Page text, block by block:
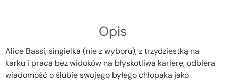
Opis
Alice Bassi, singielka (nie z wyboru), z trzydziestką na
karku i pracą bez widoków na błyskotliwą karierę, odbiera
wiadomość o ślubie swojego byłego chłopaka jako